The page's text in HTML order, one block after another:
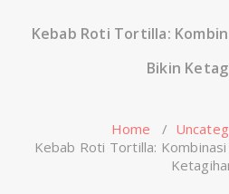
Kebab Roti Tortilla:
Bikin
Home /
Kebab Roti Tortilla: